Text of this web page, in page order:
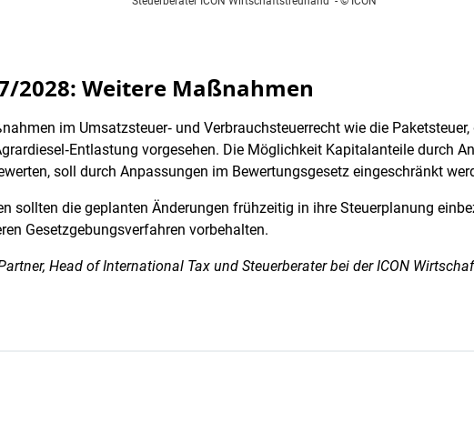
2028: Weitere Maßnahmen
im Umsatzsteuer‑ und Verbrauchsteuerrecht wie die
vorgesehen. Die Möglichkeit Kapitalanteile durch
soll durch Anpassungen im Bewertungsgesetz eingeschränkt
sollten die geplanten Änderungen frühzeitig in ihre Steuerplanung
Gesetzgebungsverfahren vorbehalten.
Head of International Tax und Steuerberater bei der ICON